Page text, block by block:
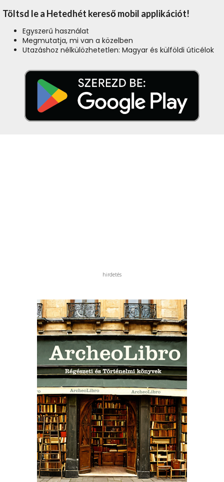
Töltsd le a Hetedhét kereső mobil applikációt!
Egyszerű használat
Megmutatja, mi van a közelben
Utazáshoz nélkülözhetetlen: Magyar és külföldi úticélok
hirdetés